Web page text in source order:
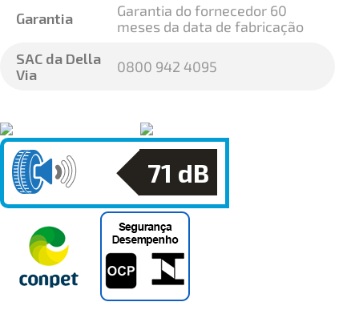
Garantia
Garantia do fornecedor 60
meses da data de fabricação
SAC da Della
Via
0800 942 4095
71 dB